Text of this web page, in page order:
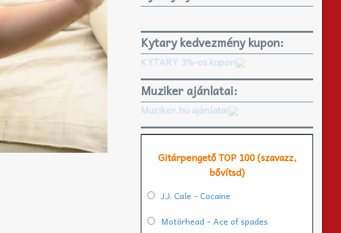
Kytary kedvezmény kupon:
KYTARY 3%-os kupon
Muziker ajánlatai:
Muziker.hu ajánlatai
Gitárpengető TOP 100 (szavazz,
bővítsd)
J.J. Cale - Cocaine
Motörhead - Ace of spades